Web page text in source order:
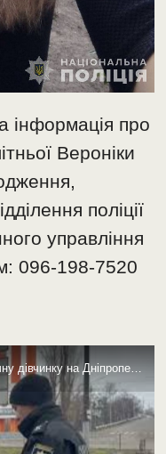
інформація про
Вероніки
поліції
управління
096-198-7520